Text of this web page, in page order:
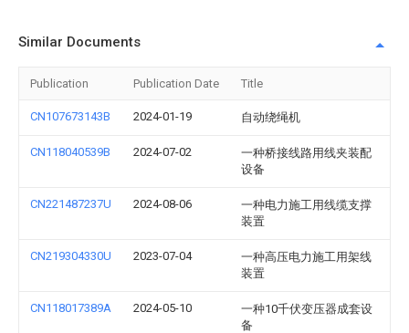
Similar Documents
Publication Publication Date Title
CN107673143B 2024-01-19 自动绕绳机
CN118040539B 2024-07-02
一种桥接线路用线夹装配
设备
CN221487237U 2024-08-06
一种电力施工用线缆支撑
装置
CN219304330U 2023-07-04
一种高压电力施工用架线
装置
CN118017389A 2024-05-10
一种10千伏变压器成套设
备